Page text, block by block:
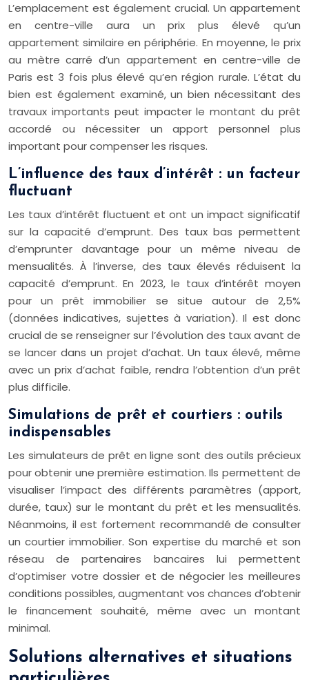
L’emplacement est également crucial. Un appartement
en centre-ville aura un prix plus élevé qu’un
appartement similaire en périphérie. En moyenne, le prix
au mètre carré d’un appartement en centre-ville de
Paris est 3 fois plus élevé qu’en région rurale. L’état du
bien est également examiné, un bien nécessitant des
travaux importants peut impacter le montant du prêt
accordé ou nécessiter un apport personnel plus
important pour compenser les risques.
L’influence des taux d’intérêt : un facteur
fluctuant
Les taux d’intérêt fluctuent et ont un impact significatif
sur la capacité d’emprunt. Des taux bas permettent
d’emprunter davantage pour un même niveau de
mensualités. À l’inverse, des taux élevés réduisent la
capacité d’emprunt. En 2023, le taux d’intérêt moyen
pour un prêt immobilier se situe autour de 2,5%
(données indicatives, sujettes à variation). Il est donc
crucial de se renseigner sur l’évolution des taux avant de
se lancer dans un projet d’achat. Un taux élevé, même
avec un prix d’achat faible, rendra l’obtention d’un prêt
plus difficile.
Simulations de prêt et courtiers : outils
indispensables
Les simulateurs de prêt en ligne sont des outils précieux
pour obtenir une première estimation. Ils permettent de
visualiser l’impact des différents paramètres (apport,
durée, taux) sur le montant du prêt et les mensualités.
Néanmoins, il est fortement recommandé de consulter
un courtier immobilier. Son expertise du marché et son
réseau de partenaires bancaires lui permettent
d’optimiser votre dossier et de négocier les meilleures
conditions possibles, augmentant vos chances d’obtenir
le financement souhaité, même avec un montant
minimal.
Solutions alternatives et situations